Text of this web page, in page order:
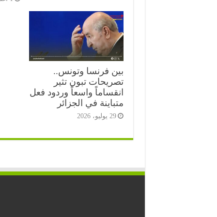
بين فرنسا وتونس..
تصريحات تبون تثير
انقساماً واسعاً وردود فعل
متباينة في الجزائر
29 يوليو، 2026